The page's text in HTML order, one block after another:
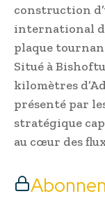
construction
international
plaque
Situé à
kilomètres
présenté par
stratégique
au cœur des